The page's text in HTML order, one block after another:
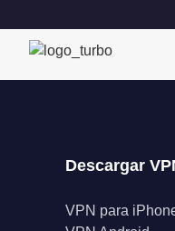
Descargar
VPN para